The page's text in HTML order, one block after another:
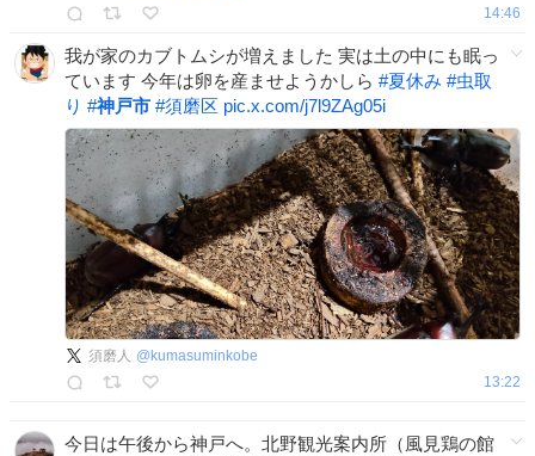
14:46
我が家のカブトムシが増えました 実は土の中にも眠っ
ています 今年は卵を産ませようかしら #夏休み #虫取
り #神戸市 #須磨区 pic.x.com/j7l9ZAg05i
須磨人 @ kumasuminkobe
13:22
今日は午後から神戸へ。北野観光案内所（風見鶏の館